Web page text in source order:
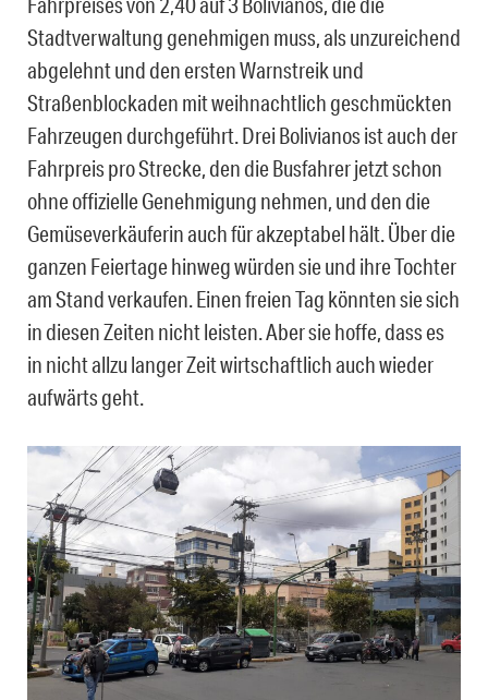
Stadtverwaltung genehmigen muss, als unzureichend
abgelehnt und den ersten Warnstreik und
Straßenblockaden mit weihnachtlich geschmückten
Fahrzeugen durchgeführt. Drei Bolivianos ist auch der
Fahrpreis pro Strecke, den die Busfahrer jetzt schon
ohne offizielle Genehmigung nehmen, und den die
Gemüseverkäuferin auch für akzeptabel hält. Über die
ganzen Feiertage hinweg würden sie und ihre Tochter
am Stand verkaufen. Einen freien Tag könnten sie sich
in diesen Zeiten nicht leisten. Aber sie hoffe, dass es
in nicht allzu langer Zeit wirtschaftlich auch wieder
aufwärts geht.